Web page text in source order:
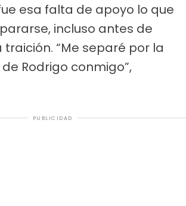
esa falta de apoyo lo que
incluso antes de
“Me separé por la
Rodrigo conmigo”,
PUBLICIDAD